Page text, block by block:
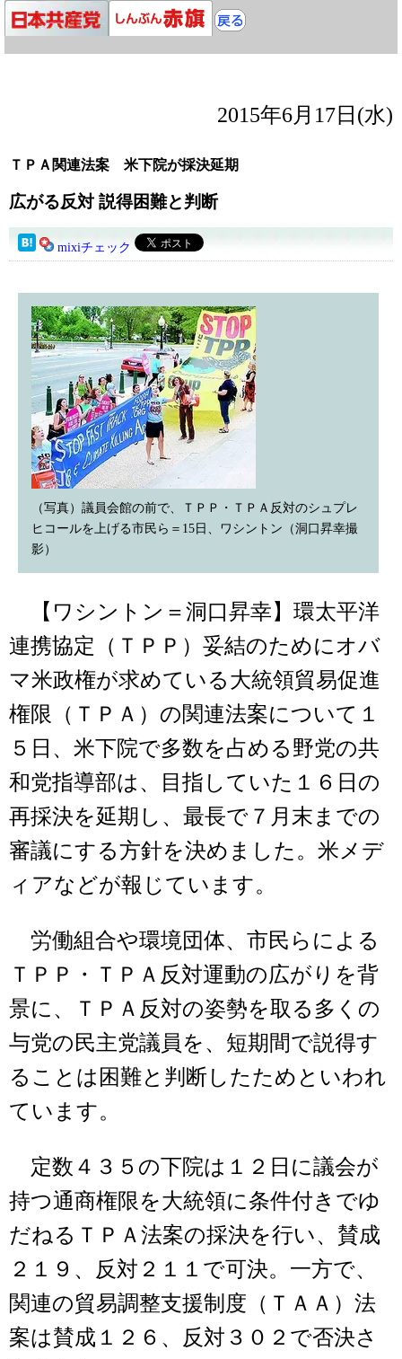
2015年6月17日(水)
ＴＰＡ関連法案 米下院が採決延期
広がる反対 説得困難と判断
mixiチェック
（写真）議員会館の前で、ＴＰＰ・ＴＰＡ反対のシュプレ
ヒコールを上げる市民ら＝15日、ワシントン（洞口昇幸撮
影）
【ワシントン＝洞口昇幸】環太平洋
連携協定（ＴＰＰ）妥結のためにオバ
マ米政権が求めている大統領貿易促進
権限（ＴＰＡ）の関連法案について１
５日、米下院で多数を占める野党の共
和党指導部は、目指していた１６日の
再採決を延期し、最長で７月末までの
審議にする方針を決めました。米メデ
ィアなどが報じています。
労働組合や環境団体、市民らによる
ＴＰＰ・ＴＰＡ反対運動の広がりを背
景に、ＴＰＡ反対の姿勢を取る多くの
与党の民主党議員を、短期間で説得す
ることは困難と判断したためといわれ
ています。
定数４３５の下院は１２日に議会が
持つ通商権限を大統領に条件付きでゆ
だねるＴＰＡ法案の採決を行い、賛成
２１９、反対２１１で可決。一方で、
関連の貿易調整支援制度（ＴＡＡ）法
案は賛成１２６、反対３０２で否決さ